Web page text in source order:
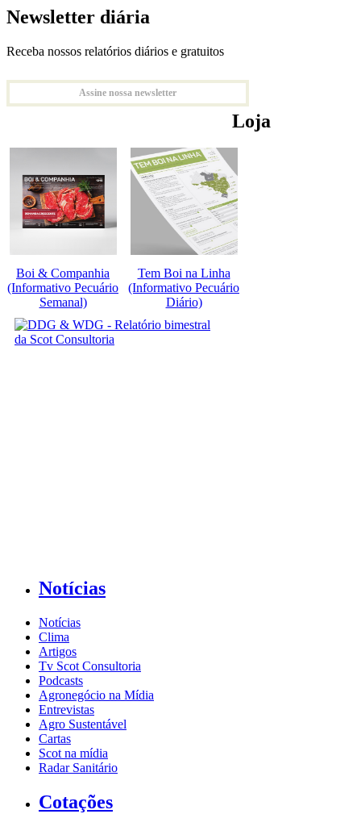
Newsletter diária
Receba nossos relatórios diários e gratuitos
Assine nossa newsletter
Loja
Boi & Companhia
(Informativo Pecuário
Semanal)
Tem Boi na Linha
(Informativo Pecuário
Diário)
Notícias
Notícias
Clima
Artigos
Tv Scot Consultoria
Podcasts
Agronegócio na Mídia
Entrevistas
Agro Sustentável
Cartas
Scot na mídia
Radar Sanitário
Cotações